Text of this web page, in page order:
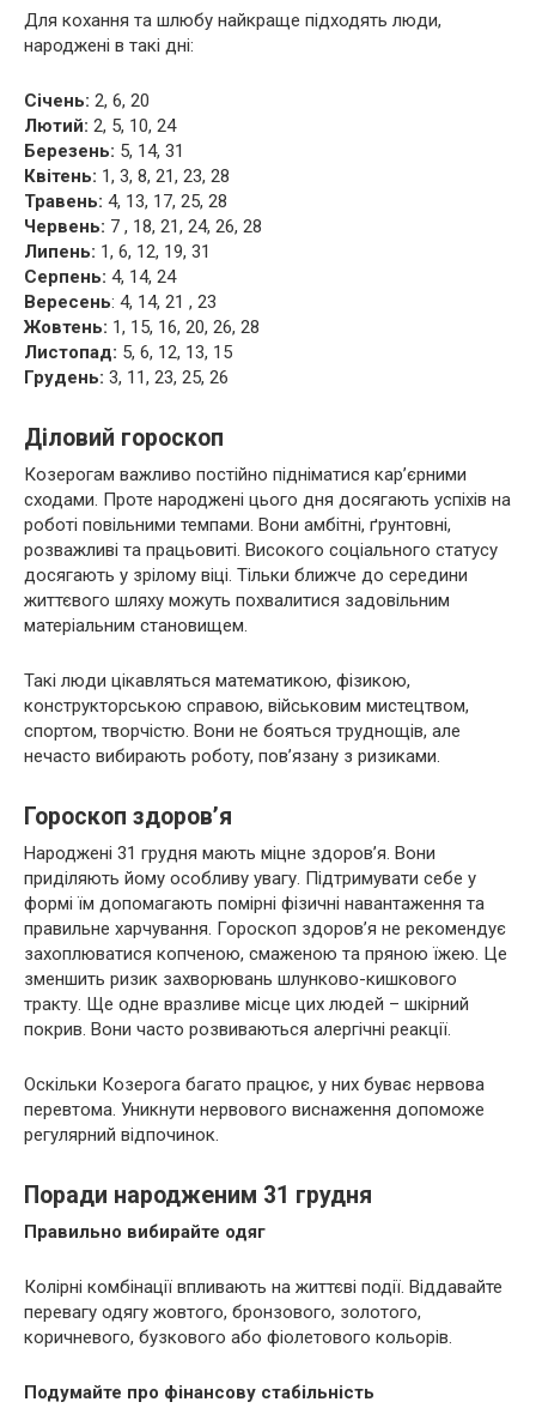
Для кохання та шлюбу найкраще підходять люди,
народжені в такі дні:
Січень: 2, 6, 20
Лютий: 2, 5, 10, 24
Березень: 5, 14, 31
Квітень: 1, 3, 8, 21, 23, 28
Травень: 4, 13, 17, 25, 28
Червень: 7 , 18, 21, 24, 26, 28
Липень: 1, 6, 12, 19, 31
Серпень: 4, 14, 24
Вересень: 4, 14, 21 , 23
Жовтень: 1, 15, 16, 20, 26, 28
Листопад: 5, 6, 12, 13, 15
Грудень: 3, 11, 23, 25, 26
Діловий гороскоп
Козерогам важливо постійно підніматися кар’єрними
сходами. Проте народжені цього дня досягають успіхів на
роботі повільними темпами. Вони амбітні, ґрунтовні,
розважливі та працьовиті. Високого соціального статусу
досягають у зрілому віці. Тільки ближче до середини
життєвого шляху можуть похвалитися задовільним
матеріальним становищем.
Такі люди цікавляться математикою, фізикою,
конструкторською справою, військовим мистецтвом,
спортом, творчістю. Вони не бояться труднощів, але
нечасто вибирають роботу, пов’язану з ризиками.
Гороскоп здоров’я
Народжені 31 грудня мають міцне здоров’я. Вони
приділяють йому особливу увагу. Підтримувати себе у
формі їм допомагають помірні фізичні навантаження та
правильне харчування. Гороскоп здоров’я не рекомендує
захоплюватися копченою, смаженою та пряною їжею. Це
зменшить ризик захворювань шлунково-кишкового
тракту. Ще одне вразливе місце цих людей – шкірний
покрив. Вони часто розвиваються алергічні реакції.
Оскільки Козерога багато працює, у них буває нервова
перевтома. Уникнути нервового виснаження допоможе
регулярний відпочинок.
Поради народженим 31 грудня
Правильно вибирайте одяг
Колірні комбінації впливають на життєві події. Віддавайте
перевагу одягу жовтого, бронзового, золотого,
коричневого, бузкового або фіолетового кольорів.
Подумайте про фінансову стабільність